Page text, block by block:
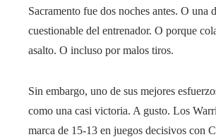
Sacramento fue dos noches antes. O una
cuestionable del entrenador. O porque
asalto. O incluso por malos tiros.
Sin embargo, uno de sus mejores
como una casi victoria. A gusto. Los
marca de 15-13 en juegos decisivos con